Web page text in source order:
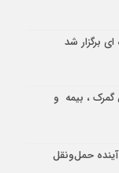
برگزار شد
، بیمه و
حمل‌ونقل